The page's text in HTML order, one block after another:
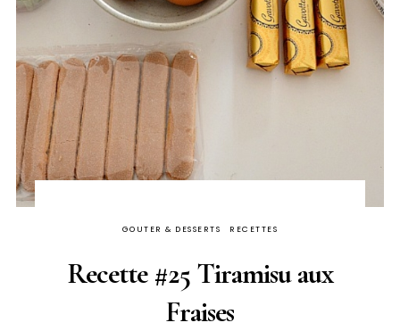
GOUTER & DESSERTS RECETTES
Recette #25 Tiramisu aux
Fraises